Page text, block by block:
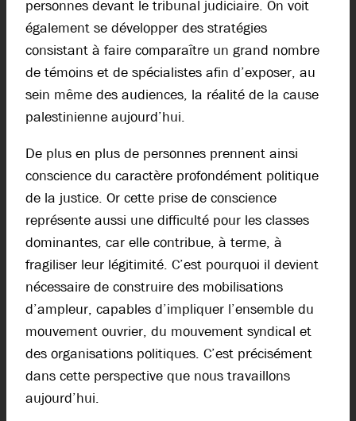
personnes devant le tribunal judiciaire. On voit
également se développer des stratégies
consistant à faire comparaître un grand nombre
de témoins et de spécialistes afin d’exposer, au
sein même des audiences, la réalité de la cause
palestinienne aujourd’hui.
De plus en plus de personnes prennent ainsi
conscience du caractère profondément politique
de la justice. Or cette prise de conscience
représente aussi une difficulté pour les classes
dominantes, car elle contribue, à terme, à
fragiliser leur légitimité. C’est pourquoi il devient
nécessaire de construire des mobilisations
d’ampleur, capables d’impliquer l’ensemble du
mouvement ouvrier, du mouvement syndical et
des organisations politiques. C’est précisément
dans cette perspective que nous travaillons
aujourd’hui.